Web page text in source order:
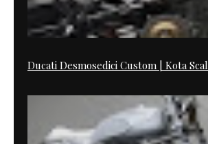
Ducati Desmosedici Custom | Kota